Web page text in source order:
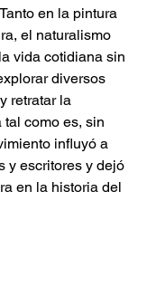
en la pintura
el naturalismo
vida cotidiana sin
diversos
retratar la
como es, sin
influyó a
y escritores y dejó
en la historia del